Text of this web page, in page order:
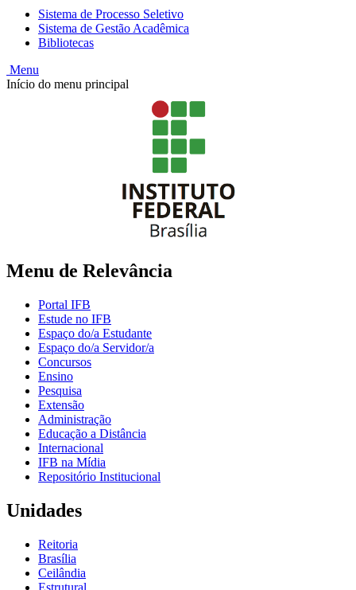
Sistema de Processo Seletivo
Sistema de Gestão Acadêmica
Bibliotecas
Menu
Início do menu principal
Menu de Relevância
Portal IFB
Estude no IFB
Espaço do/a Estudante
Espaço do/a Servidor/a
Concursos
Ensino
Pesquisa
Extensão
Administração
Educação a Distância
Internacional
IFB na Mídia
Repositório Institucional
Unidades
Reitoria
Brasília
Ceilândia
Estrutural